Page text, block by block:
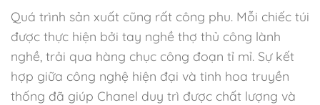
Quá trình sản xuất cũng rất công phu. Mỗi chiếc túi
được thực hiện bởi tay nghề thợ thủ công lành
nghề, trải qua hàng chục công đoạn tỉ mỉ. Sự kết
hợp giữa công nghệ hiện đại và tinh hoa truyền
thống đã giúp Chanel duy trì được chất lượng và